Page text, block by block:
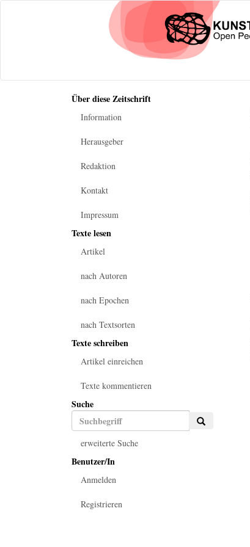
Über diese Zeitschrift
Information
Herausgeber
Redaktion
Kontakt
Impressum
Texte lesen
Artikel
nach Autoren
nach Epochen
nach Textsorten
Texte schreiben
Artikel einreichen
Texte kommentieren
Suche
erweiterte Suche
Benutzer/In
Anmelden
Registrieren